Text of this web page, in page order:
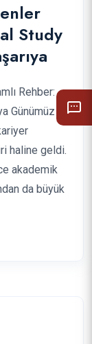
Study
Rehber:
Günümüz
haline geldi.
akademik
da büyük